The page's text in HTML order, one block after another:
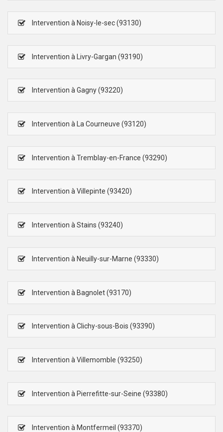
Intervention à Noisy-le-sec (93130)
Intervention à Livry-Gargan (93190)
Intervention à Gagny (93220)
Intervention à La Courneuve (93120)
Intervention à Tremblay-en-France (93290)
Intervention à Villepinte (93420)
Intervention à Stains (93240)
Intervention à Neuilly-sur-Marne (93330)
Intervention à Bagnolet (93170)
Intervention à Clichy-sous-Bois (93390)
Intervention à Villemomble (93250)
Intervention à Pierrefitte-sur-Seine (93380)
Intervention à Montfermeil (93370)